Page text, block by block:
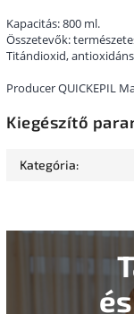
Kapacitás: 800 ml.
Összetevők:
Titándioxid,
Producer QUICKEPIL
Kiegészítő
Kategória: